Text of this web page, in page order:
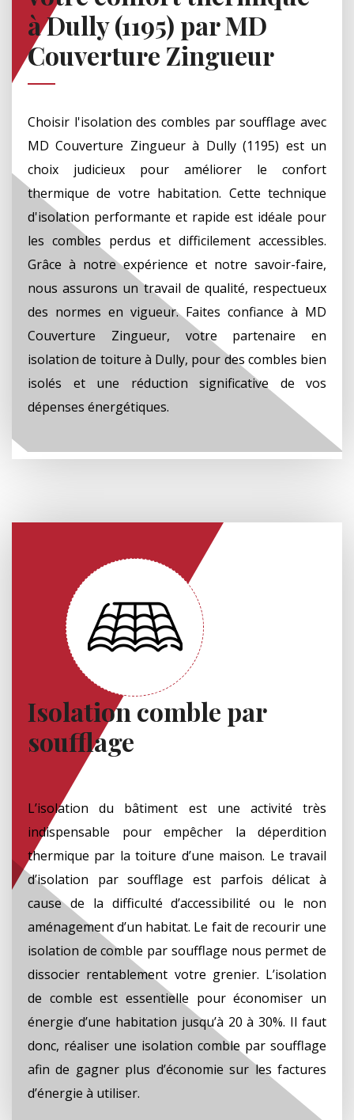
à Dully (1195) par MD
Couverture Zingueur
Choisir l'isolation des combles par soufflage avec
MD Couverture Zingueur à Dully (1195) est un
choix judicieux pour améliorer le confort
thermique de votre habitation. Cette technique
d'isolation performante et rapide est idéale pour
les combles perdus et difficilement accessibles.
Grâce à notre expérience et notre savoir-faire,
nous assurons un travail de qualité, respectueux
des normes en vigueur. Faites confiance à MD
Couverture Zingueur, votre partenaire en
isolation de toiture à Dully, pour des combles bien
isolés et une réduction significative de vos
dépenses énergétiques.
Isolation comble par
soufflage
L’isolation du bâtiment est une activité très
indispensable pour empêcher la déperdition
thermique par la toiture d’une maison. Le travail
d’isolation par soufflage est parfois délicat à
cause de la difficulté d’accessibilité ou le non
aménagement d’un habitat. Le fait de recourir une
isolation de comble par soufflage nous permet de
dissocier rentablement votre grenier. L’isolation
de comble est essentielle pour économiser un
énergie d’une habitation jusqu’à 20 à 30%. Il faut
donc, réaliser une isolation comble par soufflage
afin de gagner plus d’économie sur les factures
d’énergie à utiliser.